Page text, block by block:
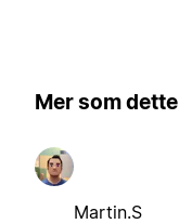
Mer som dette
Martin.S